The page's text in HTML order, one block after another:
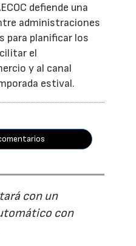
defiende una
administraciones
para planificar los
el
y al canal
estival.
con un
con